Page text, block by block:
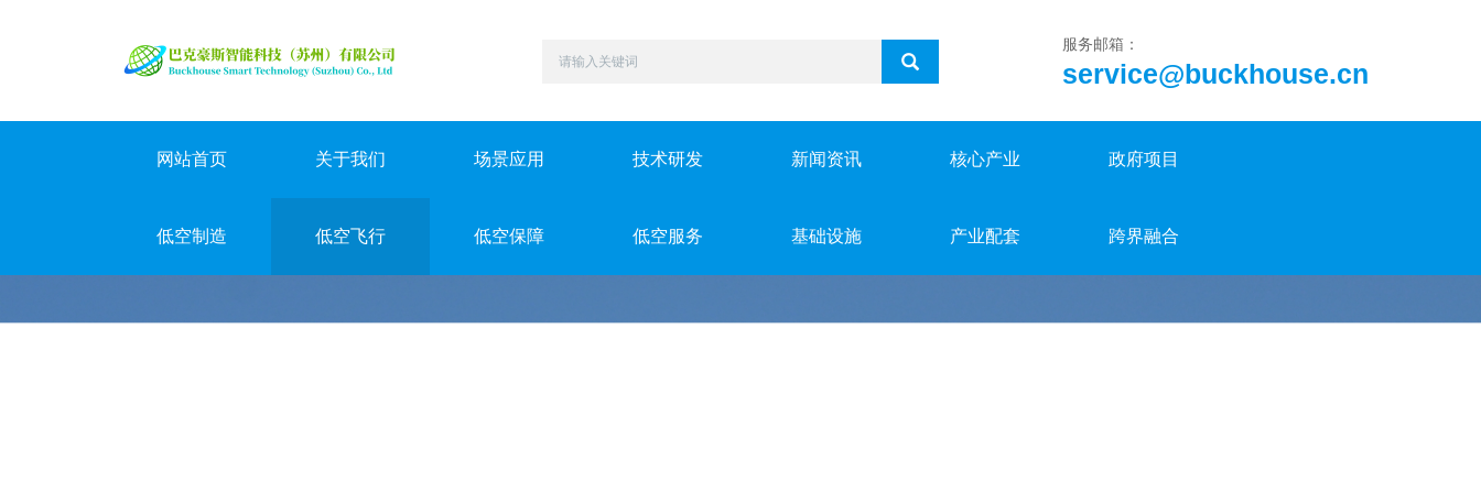
服务邮箱：
service@buckhouse.cn
网站首页 关于我们 场景应用 技术研发 新闻资讯 核心产业 政府项目
低空制造 低空飞行 低空保障 低空服务 基础设施 产业配套 跨界融合